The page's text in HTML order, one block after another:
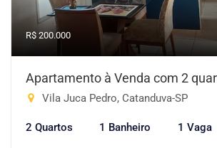
R$ 200.000
Apartamento à Venda com 2
Vila Juca Pedro, Catanduva-SP
2 Quartos 1 Banheiro 1 Vaga